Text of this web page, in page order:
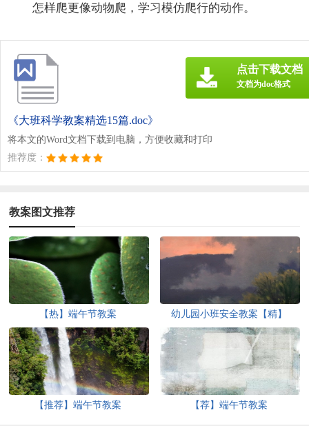
怎样爬更像动物爬，学习模仿爬行的动作。
《大班科学教案精选15篇.doc》
将本文的Word文档下载到电脑，方便收藏和打印
推荐度：
点击下载文档
文档为doc格式
教案图文推荐
【热】端午节教案 幼儿园小班安全教案【精】
【推荐】端午节教案 【荐】端午节教案